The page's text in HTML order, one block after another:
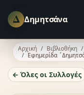
Δ Δημητσάνα
Αρχική Βιβλιοθήκη
Εφημερίδα
← Όλες οι Συλλογές